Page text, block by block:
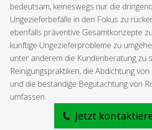
bedeutsam, keineswegs nur die
Ungezieferbefälle in den Fokus zu
ebenfalls präventive Gesamtkonzepte
künftige Ungezieferprobleme zu
unter anderem die Kundenberatung zu
Reinigungspraktiken, die Abdichtung
und die beständige Begutachtung von
umfassen.
Jetzt